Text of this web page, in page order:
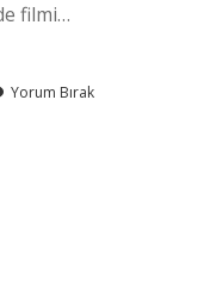
filmi…
Yorum Bırak